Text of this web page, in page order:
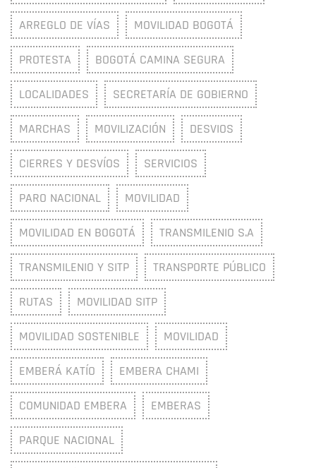
ARREGLO DE VÍAS MOVILIDAD BOGOTÁ
PROTESTA BOGOTÁ CAMINA SEGURA
LOCALIDADES SECRETARÍA DE GOBIERNO
MARCHAS MOVILIZACIÓN DESVIOS
CIERRES Y DESVÍOS SERVICIOS
PARO NACIONAL MOVILIDAD
MOVILIDAD EN BOGOTÁ TRANSMILENIO S.A
TRANSMILENIO Y SITP TRANSPORTE PÚBLICO
RUTAS MOVILIDAD SITP
MOVILIDAD SOSTENIBLE MOVILIDAD
EMBERÁ KATÍO EMBERA CHAMI
COMUNIDAD EMBERA EMBERAS
PARQUE NACIONAL